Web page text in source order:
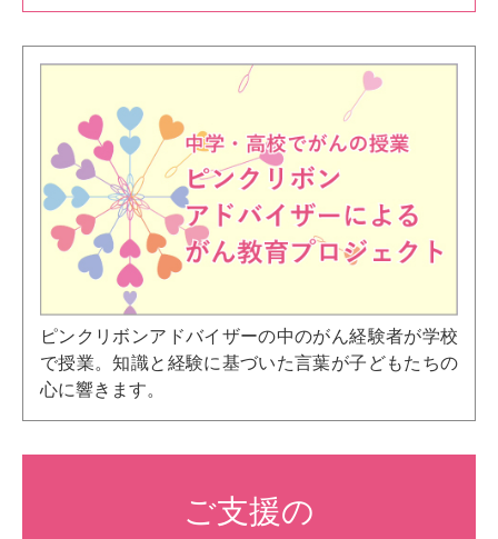
ピンクリボンアドバイザーの中のがん経験者が学校
で授業。知識と経験に基づいた言葉が子どもたちの
心に響きます。
ご支援の